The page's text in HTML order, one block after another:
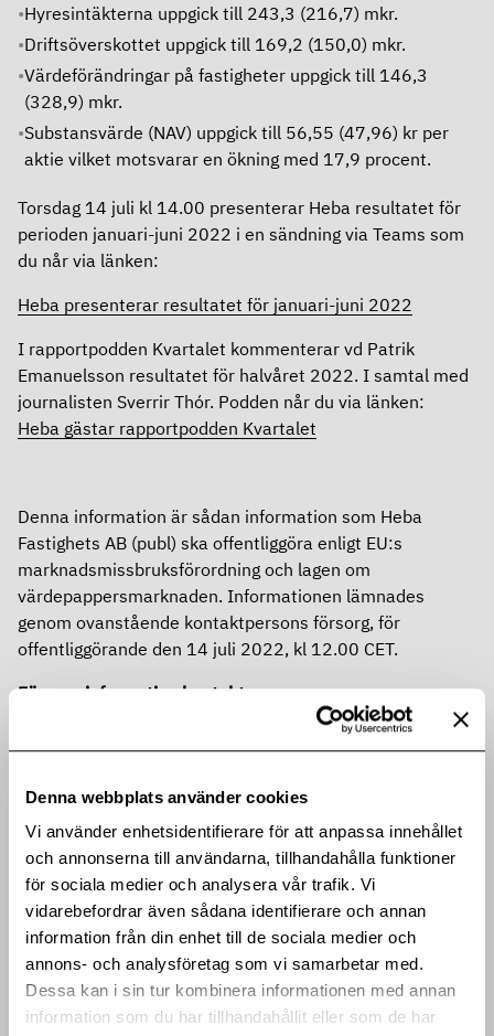
Denna webbplats använder cookies
Vi använder enhetsidentifierare för att anpassa innehållet
och annonserna till användarna, tillhandahålla funktioner
för sociala medier och analysera vår trafik. Vi
vidarebefordrar även sådana identifierare och annan
information från din enhet till de sociala medier och
annons- och analysföretag som vi samarbetar med.
Dessa kan i sin tur kombinera informationen med annan
information som du har tillhandahållit eller som de har
Hyresintäkterna uppgick till 243,3 (216,7) mkr.
Driftsöverskottet uppgick till 169,2 (150,0) mkr.
Värdeförändringar på fastigheter uppgick till 146,3
(328,9) mkr.
Substansvärde (NAV) uppgick till 56,55 (47,96) kr per
aktie vilket motsvarar en ökning med 17,9 procent.
Torsdag 14 juli kl 14.00 presenterar Heba resultatet för
perioden januari-juni 2022 i en sändning via Teams som
du når via länken:
Heba presenterar resultatet för januari-juni 2022
I rapportpodden Kvartalet kommenterar vd Patrik
Emanuelsson resultatet för halvåret 2022. I samtal med
journalisten Sverrir Thór. Podden når du via länken:
Heba gästar rapportpodden Kvartalet
Denna information är sådan information som Heba
Fastighets AB (publ) ska offentliggöra enligt EU:s
marknadsmissbruksförordning och lagen om
värdepappersmarknaden. Informationen lämnades
genom ovanstående kontaktpersons försorg, för
offentliggörande den 14 juli 2022, kl 12.00 CET.
För mer information kontakta:
Patrik Emanuelsson, vd Heba Fastighets AB, 08-522 547
50,patrik.emanuelsson@hebafast.se
63,hanna.franzen@hebafast.se
Om Heba
Heba är en långsiktig och erfaren fastighetsägare som
utvecklar, äger och förvaltar bostäder och
samhällsfastigheter i Stockholmsregionen och
Mälardalen. Genom vårt kunnande erbjuder vi hållbara
och trygga boenden att trivas i under livets olika faser. Vi
skapar värde för ägare och samhälle genom nöjda